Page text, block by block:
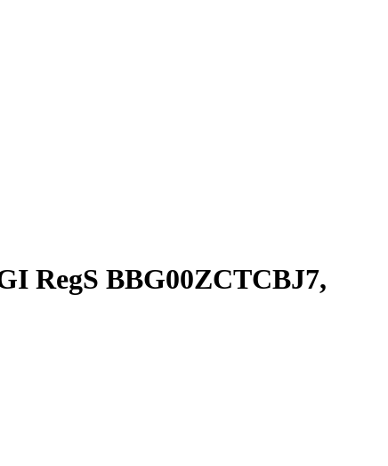
RegS BBG00ZCTCBJ7,